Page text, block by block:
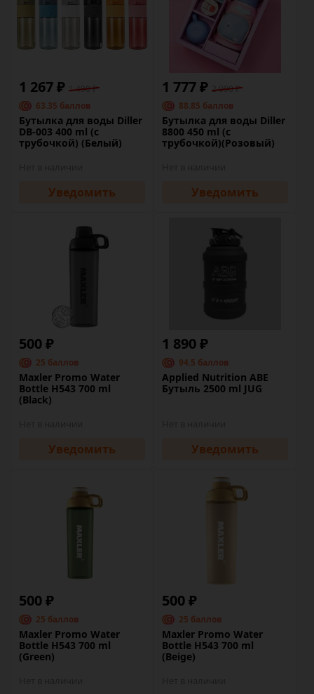
1 267 ₽ 1 490 ₽
63.35 баллов
Бутылка для воды Diller
DB-003 400 ml (с
трубочкой) (Белый)
Уведомить
1 777 ₽ 2 090 ₽
88.85 баллов
Бутылка для воды Diller
8800 450 ml (с
трубочкой)(Розовый)
Уведомить
500 ₽
25 баллов
Maxler Promo Water
Bottle H543 700 ml
(Black)
Уведомить
1 890 ₽
94.5 баллов
Applied Nutrition ABE
Бутыль 2500 ml JUG
Уведомить
500 ₽
25 баллов
Maxler Promo Water
Bottle H543 700 ml
(Green)
500 ₽
25 баллов
Maxler Promo Water
Bottle H543 700 ml
(Beige)